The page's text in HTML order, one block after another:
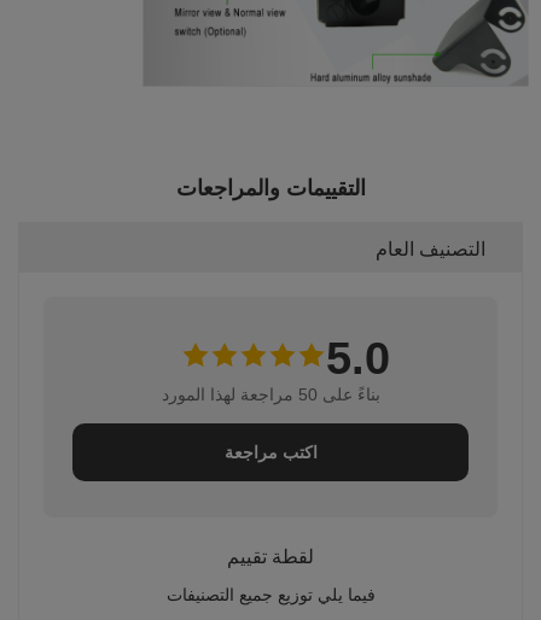
التقييمات والمراجعات
التصنيف العام
5.0
بناءً على 50 مراجعة لهذا المورد
اكتب مراجعة
لقطة تقييم
فيما يلي توزيع جميع التصنيفات